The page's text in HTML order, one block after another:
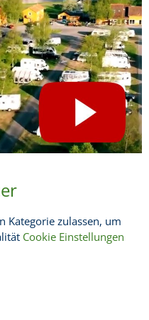
Kategorie zulassen, um
Cookie Einstellungen